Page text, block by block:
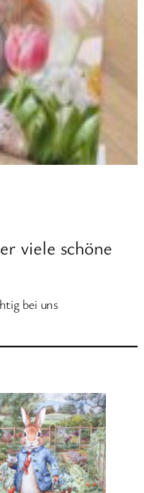
viele schöne
bei uns